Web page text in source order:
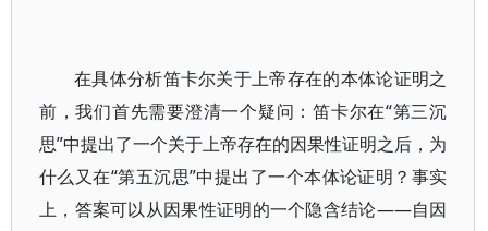
在具体分析笛卡尔关于上帝存在的本体论证明之
前，我们首先需要澄清一个疑问：笛卡尔在“第三沉
思”中提出了一个关于上帝存在的因果性证明之后，为
什么又在“第五沉思”中提出了一个本体论证明？事实
上，答案可以从因果性证明的一个隐含结论——自因